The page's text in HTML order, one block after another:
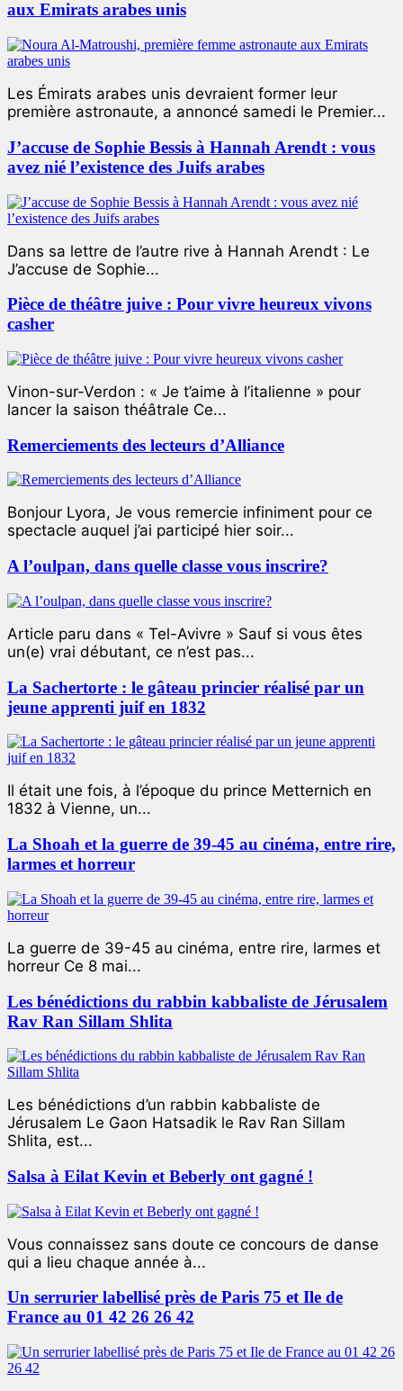
aux Emirats arabes unis
Les Émirats arabes unis devraient former leur
première astronaute, a annoncé samedi le Premier...
J’accuse de Sophie Bessis à Hannah Arendt : vous
avez nié l’existence des Juifs arabes
Dans sa lettre de l’autre rive à Hannah Arendt : Le
J’accuse de Sophie...
Pièce de théâtre juive : Pour vivre heureux vivons
casher
Vinon-sur-Verdon : « Je t’aime à l’italienne » pour
lancer la saison théâtrale Ce...
Remerciements des lecteurs d’Alliance
Bonjour Lyora, Je vous remercie infiniment pour ce
spectacle auquel j’ai participé hier soir...
A l’oulpan, dans quelle classe vous inscrire?
Article paru dans « Tel-Avivre » Sauf si vous êtes
un(e) vrai débutant, ce n’est pas...
La Sachertorte : le gâteau princier réalisé par un
jeune apprenti juif en 1832
Il était une fois, à l’époque du prince Metternich en
1832 à Vienne, un...
La Shoah et la guerre de 39-45 au cinéma, entre rire,
larmes et horreur
La guerre de 39-45 au cinéma, entre rire, larmes et
horreur Ce 8 mai...
Les bénédictions du rabbin kabbaliste de Jérusalem
Rav Ran Sillam Shlita
Les bénédictions d’un rabbin kabbaliste de
Jérusalem Le Gaon Hatsadik le Rav Ran Sillam
Shlita, est...
Salsa à Eilat Kevin et Beberly ont gagné !
Vous connaissez sans doute ce concours de danse
qui a lieu chaque année à...
Un serrurier labellisé près de Paris 75 et Ile de
France au 01 42 26 26 42